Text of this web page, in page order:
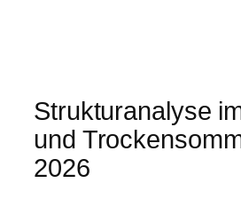
Strukturanalyse
und
2026